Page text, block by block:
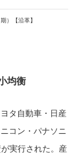
）【沿革】
均衡
タ自動車・日産
コン・パナソニ
実行された。産